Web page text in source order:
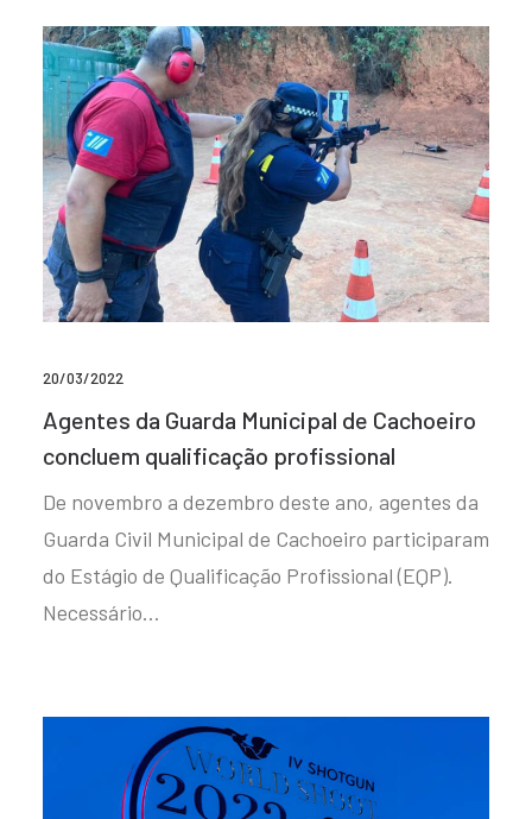
20/03/2022
Agentes da Guarda Municipal de Cachoeiro
concluem qualificação profissional
De novembro a dezembro deste ano, agentes da
Guarda Civil Municipal de Cachoeiro participaram
do Estágio de Qualificação Profissional (EQP).
Necessário…